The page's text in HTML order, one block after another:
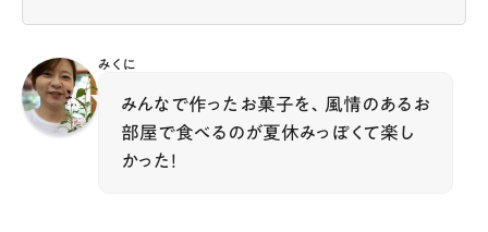
みくに
みんなで作ったお菓子を、風情のあるお
部屋で食べるのが夏休みっぽくて楽し
かった！